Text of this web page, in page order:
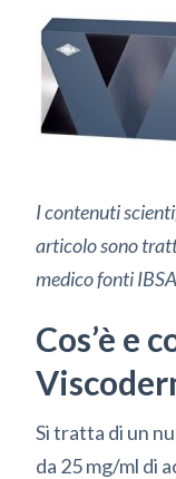
I contenuti
articolo sono
medico fonti IBSA
Cos’è e
Si tratta di un
da 25 mg/ml di